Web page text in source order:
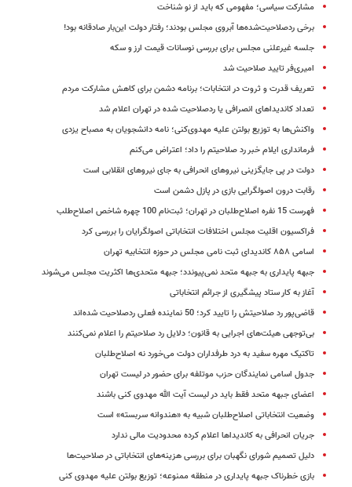
مشارکت سیاسی؛ مفهومی که باید از نو شناخت
برخی ردصلاحیت‌شده‌ها آبروی مجلس بودند؛ رفتار دولت این‌بار صادقانه بود!
جلسه غیر‌علنی مجلس برای بررسی نوسانات قیمت ارز و سکه
امیری‌فر تایید صلاحیت شد
تعریف قدرت و ثروت در انتخابات؛ برنامه دشمن برای کاهش مشارکت مردم
تعداد کاندیداهای انصرافی یا ردصلاحیت شده در تهران اعلام شد
واکنش‌ها به توزیع بولتن علیه مهدوی‌کنی؛ نامه دانشجویان به مصباح یزدی
فرمانداری ایلام خبر رد صلاحیتم را داد؛ اعتراض می‌کنم
دولت در پی جایگزینی نیروهای انحرافی به جای نیروهای انقلابی است
رقابت درون اصولگرایی بازی در پازل دشمن است
فهرست 15 نفره اصلاح‌طلبان در تهران؛ ثبت‌نام 100 چهره شاخص اصلاح‌طلب
فراکسیون اقلیت مجلس اختلافات انتخاباتی اصولگرایان را بررسی کرد
اسامی ۸۵۸ کاندیدای ثبت نامی مجلس در حوزه انتخابیه تهران
جبهه پایداری به جبهه متحد نمی‌پیوندد؛ جبهه متحدی‌ها اکثریت مجلس می‌شوند
آغاز به کار ستاد پیشگیری از جرائم انتخاباتی
قاضی‌پور رد صلاحیتش را تایید کرد؛ 50 نماینده فعلی ردصلاحیت شده‌اند
بی‌توجهی هیئت‌های اجرایی به قانون؛ دلایل رد صلاحیتم را اعلام نمی‌کنند
تاکتیک مهره سفید به درد طرفداران دولت می‌خورد نه اصلاح‌طلبان
جدول اسامی نمایندگان حزب موتلفه برای حضور در لیست تهران
اعضای جبهه متحد فقط باید در لیست آیت الله مهدوی کنی باشند
وضعیت انتخاباتی اصلاح‌طلبان شبیه به «هندوانه سربسته» است
جریان انحرافی به کاندیداها اعلام کرده محدودیت مالی ندارد
دلیل تصمیم شورای نگهبان برای بررسی هزینه‌های انتخاباتی در صلاحیت‌‌‌ها
بازی خطرناک جبهه پایداری در منطقه ممنوعه؛ توزیع بولتن علیه مهدوی کنی